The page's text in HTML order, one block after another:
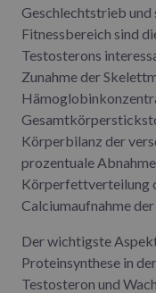
Geschlechtstrieb und
Fitnessbereich sind
Testosterons
Zunahme der
Körperbilanz der
prozentuale
Körperfettverteilung
Calciumaufnahme der
Der wichtigste
Proteinsynthese in
Testosteron und